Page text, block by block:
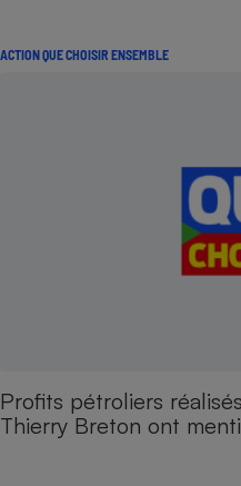
ACTION QUE CHOISIR ENSEMBLE
Profits pétroliers
Thierry Breton ont menti